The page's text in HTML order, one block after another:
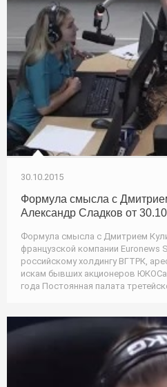
30.10.2015
Формула смысла с
Александр Сладков от
Формула смысла с Дмитрием
французской компании Euronews
российскому холдингу ВГТРК,
искам бывших акционеров
года Постоянная палата